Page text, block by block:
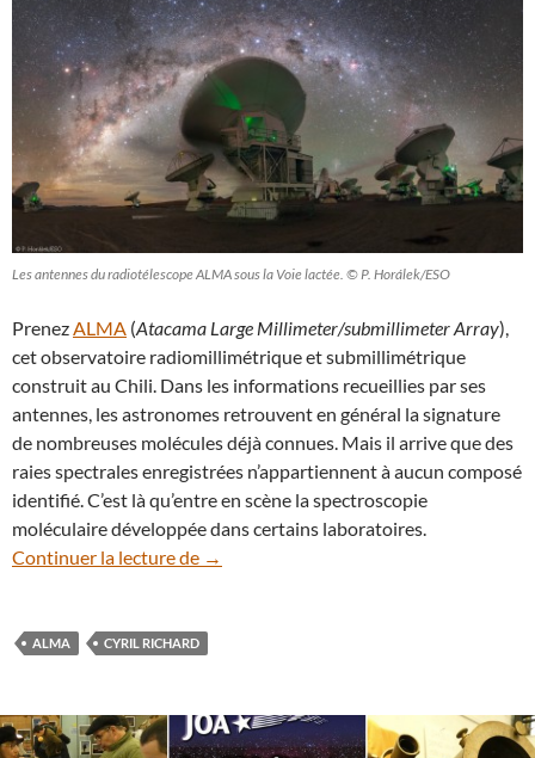
Les antennes du radiotélescope ALMA sous la Voie lactée. © P. Horálek/ESO
Prenez ALMA (Atacama Large Millimeter/submillimeter Array),
cet observatoire radiomillimétrique et submillimétrique
construit au Chili. Dans les informations recueillies par ses
antennes, les astronomes retrouvent en général la signature
de nombreuses molécules déjà connues. Mais il arrive que des
raies spectrales enregistrées n’appartiennent à aucun composé
identifié. C’est là qu’entre en scène la spectroscopie
moléculaire développée dans certains laboratoires.
Continuer la lecture de
La spectroscopie en laboratoire au
→
ALMA CYRIL RICHARD